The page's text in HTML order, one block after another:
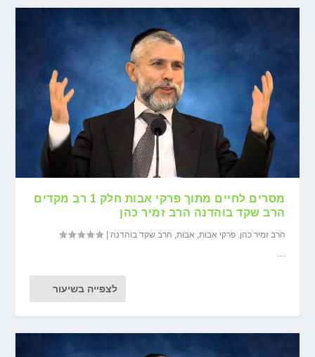
מסרים לחיים מתוך פרקי אבות חלק 1 רב מקדים
הרב שקד בוהדנה הרב זמיר כהן
הרב זמיר כהן ,פרקי אבות אבות הרב שקד בוהדנה |
לצפייה בשיעור